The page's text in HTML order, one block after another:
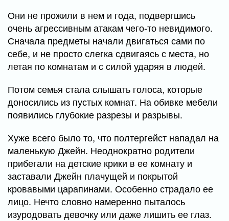
Они не прожили в нем и года, подвергшись
очень агрессивным атакам чего-то невидимого.
Сначала предметы начали двигаться сами по
себе, и не просто слегка сдвигаясь с места, но
летая по комнатам и с силой ударяя в людей.
Потом семья стала слышать голоса, которые
доносились из пустых комнат. На обивке мебели
появились глубокие разрезы и разрывы.
Хуже всего было то, что полтергейст нападал на
маленькую Джейн. Неоднократно родители
прибегали на детские крики в ее комнату и
заставали Джейн плачущей и покрытой
кровавыми царапинами. Особенно страдало ее
лицо. Нечто словно намеренно пыталось
изуродовать девочку или даже лишить ее глаз.